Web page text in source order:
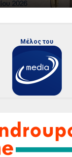
Μέλος του